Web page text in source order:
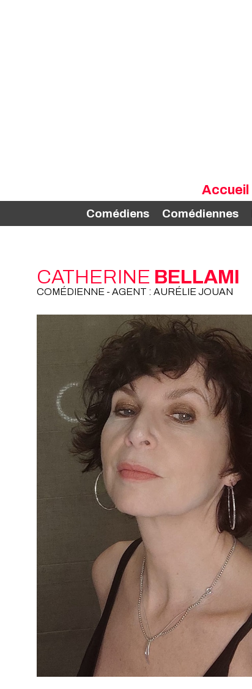
Accueil
Comédiens Comédiennes
CATHERINE BELLAMI
COMÉDIENNE - AGENT : AURÉLIE JOUAN